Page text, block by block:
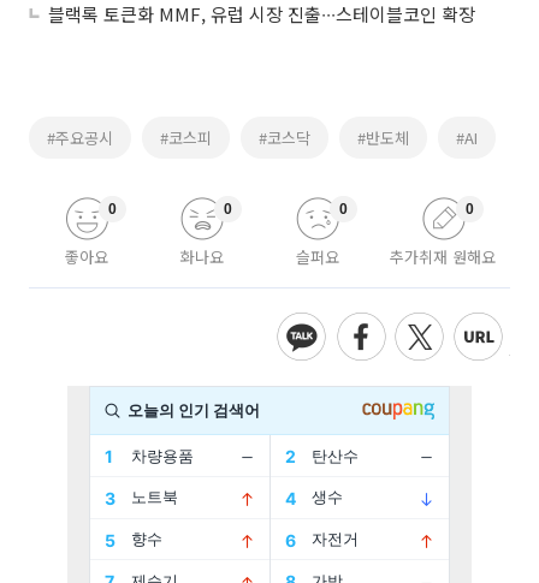
블랙록 토큰화 MMF, 유럽 시장 진출∙∙∙스테이블코인 확장
#주요공시 #코스피 #코스닥 #반도체 #AI
좋아요
0
화나요
0
슬퍼요
0
추가취재 원해요
0